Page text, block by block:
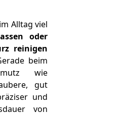
Alltag viel
oder
reinigen
beim
wie
gut
und
von